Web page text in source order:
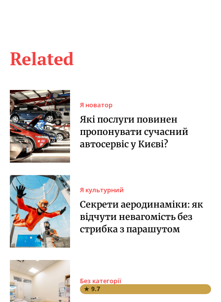
Related
Я новатор
Які послуги повинен
пропонувати сучасний
автосервіс у Києві?
Я культурний
Секрети аеродинаміки: як
відчути невагомість без
стрибка з парашутом
Без категорії
★ 9.7